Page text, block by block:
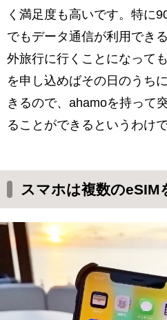
く満足度も高いです。特に
でもデータ通信が利用でき
外旅行に行くことになって
を申し込めばその日のうち
きるので、ahamoを持って
ることができるというわけで
スマホは複数のeSIM